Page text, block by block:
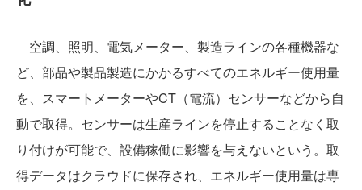
空調、照明、電気メーター、製造ラインの各種機器な
ど、部品や製品製造にかかるすべてのエネルギー使用量
を、スマートメーターやCT（電流）センサーなどから自
動で取得。センサーは生産ラインを停止することなく取
り付けが可能で、設備稼働に影響を与えないという。取
得データはクラウドに保存され、エネルギー使用量は専